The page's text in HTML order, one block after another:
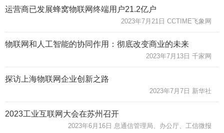
运营商已发展蜂窝物联网终端用户21.2亿户
2023年7月21日 CCTIME飞象网
物联网和人工智能的协同作用：彻底改变商业的未来
2023年7月13日 千家网
探访上海物联网企业创新之路
2023年7月7日 新华社
2023工业互联网大会在苏州召开
2023年6月16日 息通信管理局、办公厅、工信微报